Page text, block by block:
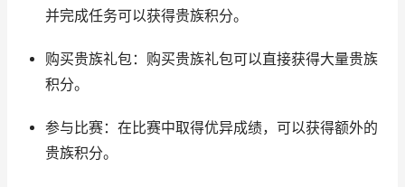
并完成任务可以获得贵族积分。
购买贵族礼包：购买贵族礼包可以直接获得大量贵族
积分。
参与比赛：在比赛中取得优异成绩，可以获得额外的
贵族积分。